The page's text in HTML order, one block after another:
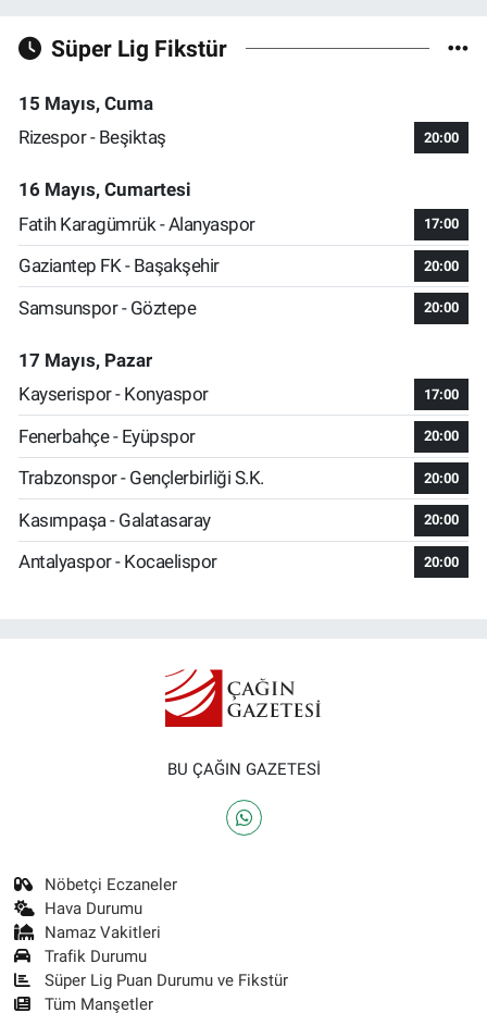
Süper Lig Fikstür
15 Mayıs, Cuma
Rizespor - Beşiktaş
20:00
16 Mayıs, Cumartesi
Fatih Karagümrük - Alanyaspor
17:00
Gaziantep FK - Başakşehir 20:00
Samsunspor - Göztepe 20:00
17 Mayıs, Pazar
Kayserispor - Konyaspor
17:00
Fenerbahçe - Eyüpspor 20:00
Trabzonspor - Gençlerbirliği S.K. 20:00
Kasımpaşa - Galatasaray 20:00
Antalyaspor - Kocaelispor 20:00
BU ÇAĞIN GAZETESİ
Nöbetçi Eczaneler
Hava Durumu
Namaz Vakitleri
Trafik Durumu
Süper Lig Puan Durumu ve Fikstür
Tüm Manşetler